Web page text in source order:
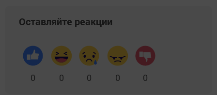
Оставляйте реакции
0 0 0 0 0